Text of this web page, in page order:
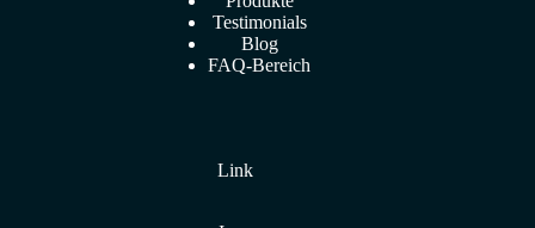
Testimonials
Blog
FAQ-Bereich
Link